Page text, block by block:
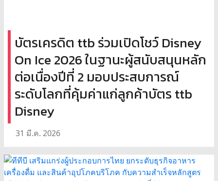
บัตรเครดิต ttb ร่วมเปิดโชว์ Disney
On Ice 2026 ในฐานะผู้สนับสนุนหลัก
ต่อเนื่องปีที่ 2 มอบประสบการณ์
ระดับโลกที่คุ้มค่าแก่ลูกค้าบัตร ttb
Disney
31 มี.ค. 2026